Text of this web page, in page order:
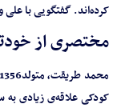
کرده‌اند. گفتگویی با
مختصری از